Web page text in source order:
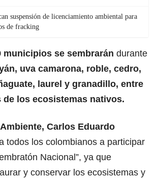
suspensión de licenciamiento ambiental para
de fracking
municipios se sembrarán durante
uva camarona, roble, cedro,
laurel y granadillo, entre
de los ecosistemas nativos.
Carlos Eduardo
todos los colombianos a participar
Nacional”, ya que
y conservar los ecosistemas y